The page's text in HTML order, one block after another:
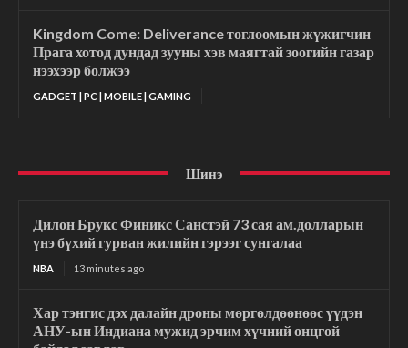
Kingdom Come: Deliverance тоглоомын жүжигчин
Прага хотод дундад зууны хэв маягтай зоогийн газар
нээхээр болжээ
GADGET | PC | MOBILE | GAMING
Шинэ
Дилон Брукс Финикс Санстэй 73 сая ам.долларын
үнэ бүхий гурван жилийн гэрээг сунгалаа
NBA 13 minutes ago
Хар тэнгис дэх далайн дроны мөргөлдөөнөөс үүдэн
АНУ-ын Индиана мужид эрчим хүчний онцгой